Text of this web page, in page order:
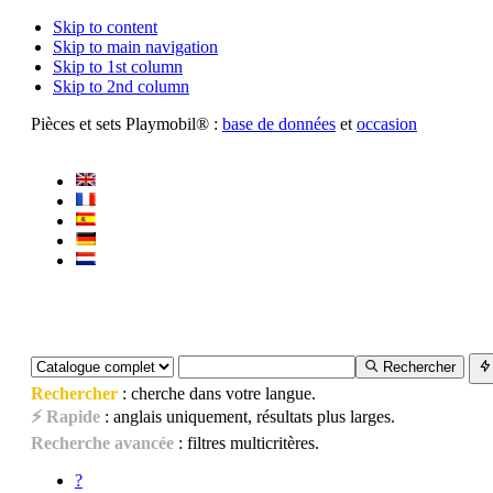
Skip to content
Skip to main navigation
Skip to 1st column
Skip to 2nd column
Pièces et sets Playmobil® : base de donnéeset occasion
Rechercher
Rechercher: cherche dans votre langue.
⚡ Rapide: anglais uniquement, résultats plus larges.
Recherche avancée: filtres multicritères.
?